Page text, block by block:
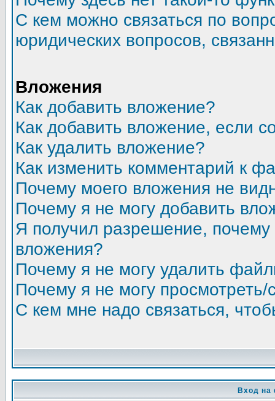
С кем можно связаться по
юридических вопросов,
Вложения
Как добавить вложение?
Как добавить вложение, если
Как удалить вложение?
Как изменить комментарий к
Почему моего вложения не
Почему я не могу добавить
Я получил разрешение,
вложения?
Почему я не могу удалить
Почему я не могу просмотреть/
С кем мне надо связаться,
Вход на